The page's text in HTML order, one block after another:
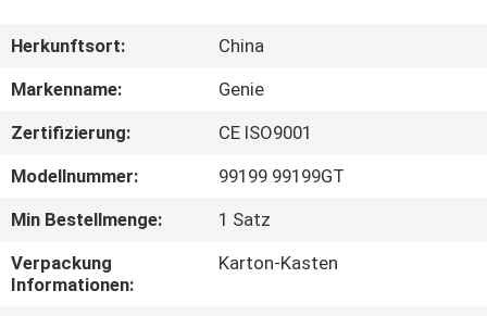
ÜBER
FABRIK-
AUSFLUG
QUALITÄTSKONTROLLE
Herkunftsort:
China
Markenname:
Genie
Zertifizierung:
CE ISO9001
Modellnummer:
99199 99199GT
Min Bestellmenge:
1 Satz
Verpackung
Informationen:
Karton-Kasten